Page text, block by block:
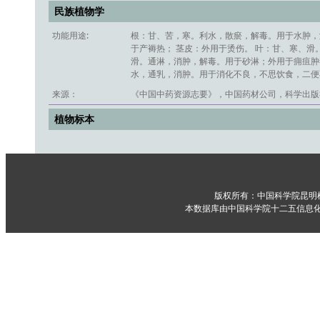
民族植物学
功能用途:
根：甘、苦，寒。利水，散瘀，解毒。用于水肿
于产褥热； 茎皮：外用于烫伤。 叶：甘、寒、
滑。通淋，消肿，解毒。用于砂淋；外用于痈疽
水，通乳，消肿。用于消化不良，不思饮食，二
来源：
《中国中药资源志要》，中国药材公司，科学出
植物标本
版权所有：中国科学院昆
本数据库由中国科学院十二五信息